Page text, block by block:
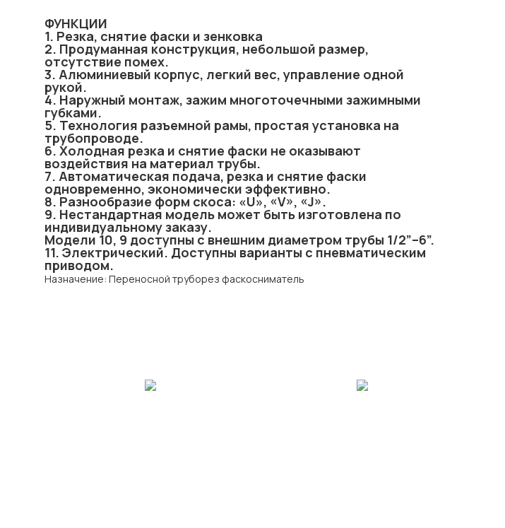
ФУНКЦИИ
1. Резка, снятие фаски и зенковка
2. Продуманная конструкция, небольшой размер,
отсутствие помех.
3. Алюминиевый корпус, легкий вес, управление одной
рукой.
4. Наружный монтаж, зажим многоточечными зажимными
губками.
5. Технология разъемной рамы, простая установка на
трубопроводе.
6. Холодная резка и снятие фаски не оказывают
воздействия на материал трубы.
7. Автоматическая подача, резка и снятие фаски
одновременно, экономически эффективно.
8. Разнообразие форм скоса: «U», «V», «J».
9. Нестандартная модель может быть изготовлена ​​по
индивидуальному заказу.
Модели 10, 9 доступны с внешним диаметром трубы 1/2”–6”.
11. Электрический. Доступны варианты с пневматическим
приводом.
Назначение: Переносной труборез фаскосниматель